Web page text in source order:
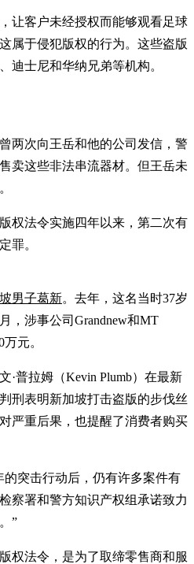
让客户未经授权而能够观看足球
属于侵犯版权的行为。这些盗版
迪士尼和华纳兄弟等机构。
两次向王岳和他的公司发信，警
卖这些非法串流器材。但王岳未
权法令实施四年以来，第二次有
罪。
男子葛新。去年，这名当时37岁
，涉事公司Grandnew和MT
元。
·普拉姆（Kevin Plumb）在最新
刑表明新加坡打击盗版的步伐丝
严重后果，也提醒了消费者购买
的突击行动后，仍有许多案件有
察署和警方知识产权组承诺致力
”
权法令，是为了取缔零售商和服